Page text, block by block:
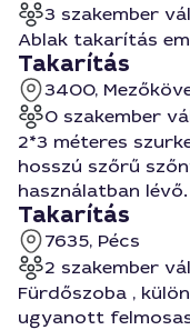
3 szakember
Ablak takarítás
Takarítás
3400,
0 szakember
2*3 méteres
hosszú szőrű
használatban lévő.
Takarítás
7635, Pécs
2 szakember
Fürdőszoba ,
ugyanott